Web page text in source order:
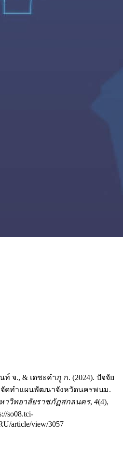
จ., & เดชะคำภู ก. (2024). ปัจจัย
ดทำแผนพัฒนาจังหวัดนครพนม.
าวิทยาลัยราชภัฏสกลนคร, 4(4),
so08.tci-
article/view/3057